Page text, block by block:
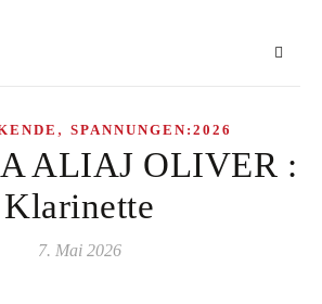
, SPANNUNGEN:2026
ALIAJ OLIVER :
Klarinette
7. Mai 2026